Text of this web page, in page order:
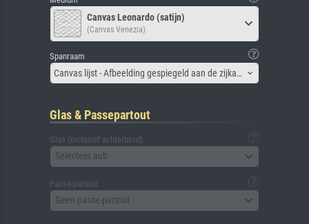
Canvas Leonardo (satijn)
(Canvas Venezia)
Spanraam
Canvas lijst - Afbeelding gespiegeld aan de zijkant
Glas & Passepartout
Glas (inclusief achterbord)
Selecteer aub
Passe-partout
Geen passe-partout